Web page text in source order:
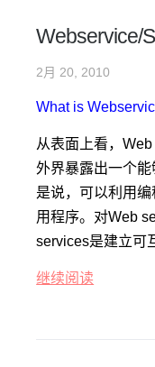
Webservice/
2月 20, 2010
What is
从表面上看，
外界暴露出一个
是说，可以利用
用程序。对Web
services是建立
继续阅读